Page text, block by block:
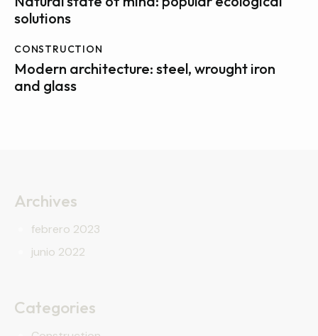
solutions
CONSTRUCTION
Modern architecture: steel, wrought iron
and glass
Archives
febrero 2023
junio 2022
Categories